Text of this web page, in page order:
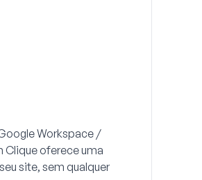
Workspace /
Clique oferece uma
site, sem qualquer